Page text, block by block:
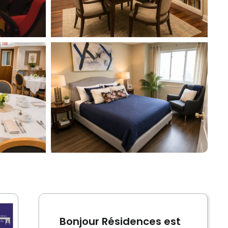
Bonjour Résidences est